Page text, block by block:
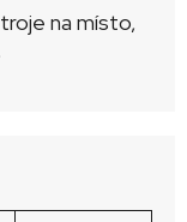
na místo,